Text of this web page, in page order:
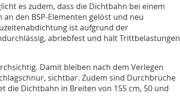
es zudem, dass die Dichtbahn bei einem
den BSP-Elementen gelöst und neu
ist aufgrund der
abriebfest und hält Trittbelastungen
Damit bleiben nach dem Verlegen
sichtbar. Zudem sind Durchbrüche
die Dichtbahn in Breiten von 155 cm, 50 und